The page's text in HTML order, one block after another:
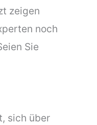
zeigen
noch
Sie
sich über